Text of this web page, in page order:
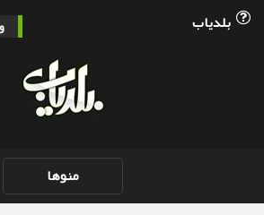
بلدیاب
Toggle
navigation
منوها